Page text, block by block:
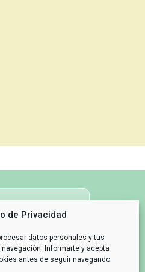
de Privacidad
datos personales y tus
Informarte y acepta
antes de seguir navegando
DE PEDIDOS